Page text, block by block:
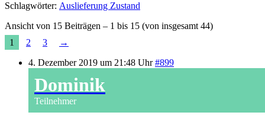
Schlagwörter: Auslieferung Zustand
Ansicht von 15 Beiträgen – 1 bis 15 (von insgesamt 44)
1
2 3
→
4. Dezember 2019 um 21:48 Uhr #899
Dominik
Teilnehmer